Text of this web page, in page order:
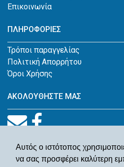
Αυτός ο ιστότοπος
να σας προσφέρει καλύτερη
Επικοινωνία
ΠΛΗΡΟΦΟΡΙΕΣ
Τρόποι παραγγελίας
Πολιτική Απορρήτου
Όροι Χρήσης
ΑΚΟΛΟΥΘΗΣΤΕ ΜΑΣ